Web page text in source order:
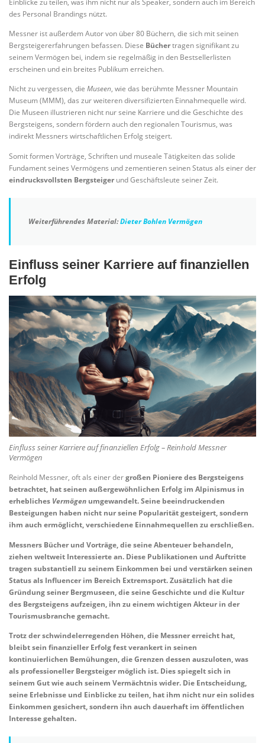
Einblicke zu teilen, was ihm nicht nur als Speaker, sondern auch im Bereich
des Personal Brandings nützt.
Messner ist außerdem Autor von über 80 Büchern, die sich mit seinen
Bergsteigererfahrungen befassen. Diese Büchertragen signifikant zu
seinem Vermögen bei, indem sie regelmäßig in den Bestsellerlisten
erscheinen und ein breites Publikum erreichen.
Nicht zu vergessen, die Museen, wie das berühmte Messner Mountain
Museum (MMM), das zur weiteren diversifizierten Einnahmequelle wird.
Die Museen illustrieren nicht nur seine Karriere und die Geschichte des
Bergsteigens, sondern fördern auch den regionalen Tourismus, was
indirekt Messners wirtschaftlichen Erfolg steigert.
Somit formen Vorträge, Schriften und museale Tätigkeiten das solide
Fundament seines Vermögens und zementieren seinen Status als einer der
eindrucksvollsten Bergsteiger und Geschäftsleute seiner Zeit.
Weiterführendes Material:Dieter Bohlen Vermögen
Einfluss seiner Karriere auf finanziellen
Erfolg
Einfluss seiner Karriere auf finanziellen Erfolg – Reinhold Messner
Vermögen
Reinhold Messner, oft als einer dergroßen Pionieredes Bergsteigens
betrachtet, hat seinen außergewöhnlichen Erfolg im Alpinismus in
erhebliches Vermögen umgewandelt. Seine beeindruckenden
Besteigungen haben nicht nur seine Popularität gesteigert, sondern
ihm auch ermöglicht, verschiedene Einnahmequellen zu erschließen.
Messners Bücher und Vorträge, die seine Abenteuer behandeln,
ziehen weltweit Interessierte an. Diese Publikationen und Auftritte
tragen substantiell zu seinem Einkommen bei und verstärken seinen
Status als Influencer im Bereich Extremsport. Zusätzlich hat die
Gründung seiner Bergmuseen, die seine Geschichte und die Kultur
des Bergsteigens aufzeigen, ihn zu einem wichtigen Akteur in der
Tourismusbranche gemacht.
Trotz der schwindelerregenden Höhen, die Messner erreicht hat,
bleibt sein finanzieller Erfolg fest verankert in seinen
kontinuierlichen Bemühungen, die Grenzen dessen auszuloten, was
als professioneller Bergsteiger möglich ist. Dies spiegelt sich in
seinem Gut wie auch seinem Vermächtnis wider. Die Entscheidung,
seine Erlebnisse und Einblicke zu teilen, hat ihm nicht nur ein solides
Einkommen gesichert, sondern ihn auch dauerhaft im öffentlichen
Interesse gehalten.